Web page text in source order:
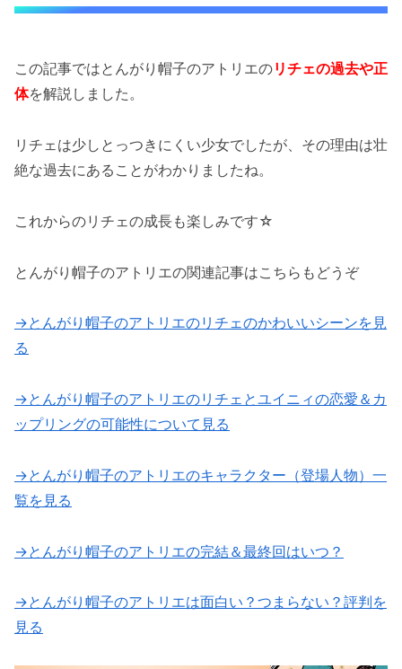
この記事ではとんがり帽子のアトリエのリチェの過去や正
体を解説しました。
リチェは少しとっつきにくい少女でしたが、その理由は壮
絶な過去にあることがわかりましたね。
これからのリチェの成長も楽しみです☆
とんがり帽子のアトリエの関連記事はこちらもどうぞ
→とんがり帽子のアトリエのリチェのかわいいシーンを見
る
→とんがり帽子のアトリエのリチェとユイニィの恋愛＆カ
ップリングの可能性について見る
→とんがり帽子のアトリエのキャラクター（登場人物）一
覧を見る
→とんがり帽子のアトリエの完結＆最終回はいつ？
→とんがり帽子のアトリエは面白い？つまらない？評判を
見る